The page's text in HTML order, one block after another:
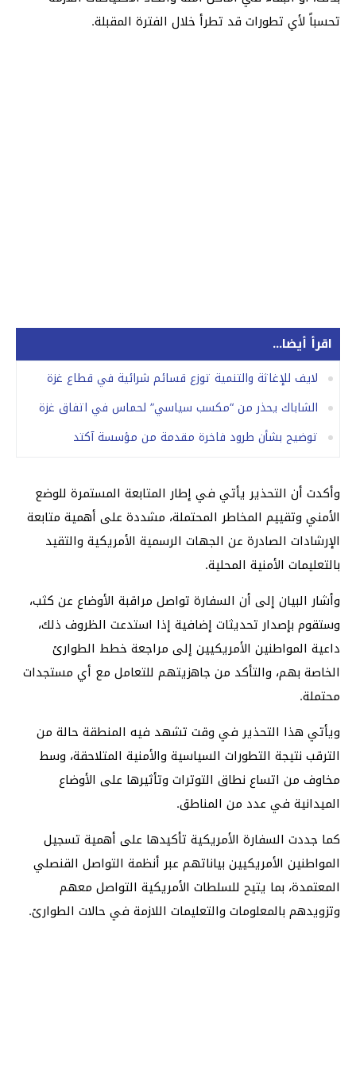
تحسباً لأي تطورات قد تطرأ خلال الفترة المقبلة.
اقرأ أيضا...
لايف للإغاثة والتنمية توزع قسائم شرائية في قطاع غزة
الشاباك يحذر من “مكسب سياسي” لحماس في اتفاق غزة
توضيح بشأن طرود فاخرة مقدمة من مؤسسة آكتد
وأكدت أن التحذير يأتي في إطار المتابعة المستمرة للوضع
الأمني وتقييم المخاطر المحتملة، مشددة على أهمية متابعة
الإرشادات الصادرة عن الجهات الرسمية الأمريكية والتقيد
بالتعليمات الأمنية المحلية.
وأشار البيان إلى أن السفارة تواصل مراقبة الأوضاع عن كثب،
وستقوم بإصدار تحديثات إضافية إذا استدعت الظروف ذلك،
داعية المواطنين الأمريكيين إلى مراجعة خطط الطوارئ
الخاصة بهم، والتأكد من جاهزيتهم للتعامل مع أي مستجدات
محتملة.
ويأتي هذا التحذير في وقت تشهد فيه المنطقة حالة من
الترقب نتيجة التطورات السياسية والأمنية المتلاحقة، وسط
مخاوف من اتساع نطاق التوترات وتأثيرها على الأوضاع
الميدانية في عدد من المناطق.
كما جددت السفارة الأمريكية تأكيدها على أهمية تسجيل
المواطنين الأمريكيين بياناتهم عبر أنظمة التواصل القنصلي
المعتمدة، بما يتيح للسلطات الأمريكية التواصل معهم
وتزويدهم بالمعلومات والتعليمات اللازمة في حالات الطوارئ.